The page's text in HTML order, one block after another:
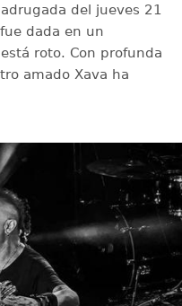
del jueves 21
dada en un
roto. Con profunda
amado Xava ha